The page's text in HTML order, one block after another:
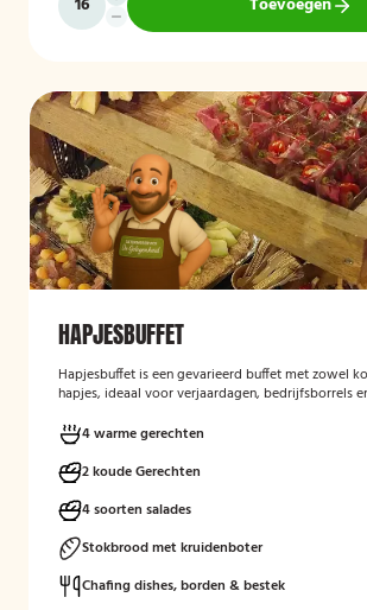
HAPJESBUFFET
Hapjesbuffet is een gevarieerd buffet met zowel
hapjes, ideaal voor verjaardagen, bedrijfsborrels
smaakvolle manier om gasten te laten genieten van
kleine gerechten, zonder een traditioneel diner te
4 warme gerechten
2 koude Gerechten
4 soorten salades
Stokbrood met kruidenboter
Chafing dishes, borden & bestek